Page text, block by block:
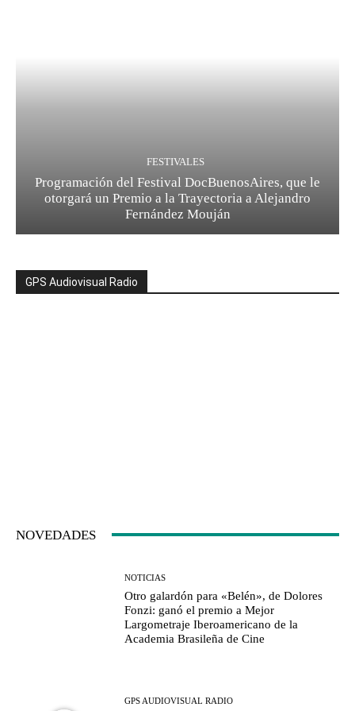
FESTIVALES
Programación del Festival DocBuenosAires, que le
otorgará un Premio a la Trayectoria a Alejandro
Fernández Mouján
GPS Audiovisual Radio
NOVEDADES
NOTICIAS
Otro galardón para «Belén», de Dolores
Fonzi: ganó el premio a Mejor
Largometraje Iberoamericano de la
Academia Brasileña de Cine
GPS AUDIOVISUAL RADIO